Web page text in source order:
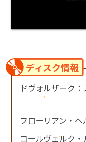
ディスク情報
ドヴォルザーク
フローリアン・ヘ
コールヴェルク